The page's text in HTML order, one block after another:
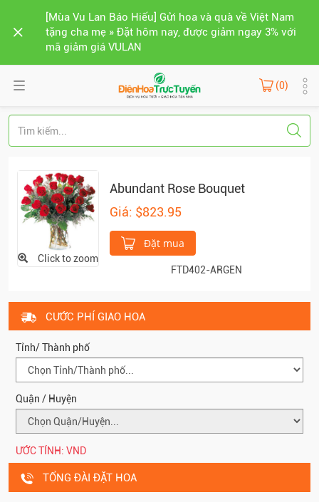
[Mùa Vu Lan Báo Hiếu] Gửi hoa và quà về Việt Nam
tặng cha mẹ » Đặt hôm nay, được giảm ngay 3% với
mã giảm giá VULAN
(0)
Click to zoom
Abundant Rose Bouquet
Giá: $823.95
Đặt mua
FTD402-ARGEN
CƯỚC PHÍ GIAO HOA
Tỉnh/ Thành phố
Quận / Huyện
ƯỚC TÍNH: VND
TỔNG ĐÀI ĐẶT HOA